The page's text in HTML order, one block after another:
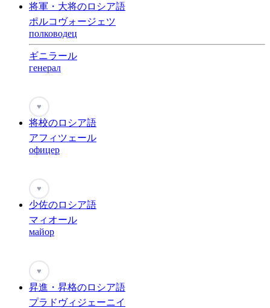
将軍・大将のロシア語
ポルコヴォージェツ
полководец
ギニラール
генерал
♥
将校のロシア語
アフィツェール
офицер
♥
少佐のロシア語
マィオール
майор
♥
昇進・昇格のロシア語
プラドヴィジェーニイ